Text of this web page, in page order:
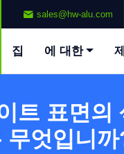
sales@hw-alu.com
집 에 대한
트 표면의
무엇입니까